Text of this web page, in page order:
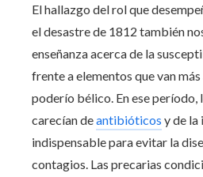
El hallazgo del rol que
el desastre de 1812 también
enseñanza acerca de la
frente a elementos que van
poderío bélico. En ese
carecían deantibióticos y de
indispensable para evitar la
contagios. Las precarias